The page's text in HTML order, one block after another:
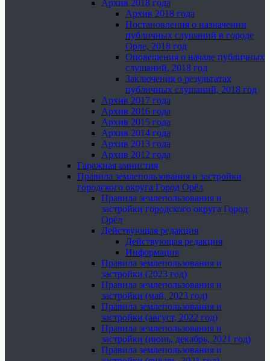
Архив 2018 года
Архив 2018 года
Постановления о назначении
публичных слушаний в городе
Орле, 2018 год
Оповещения о начале публичных
слушаний, 2018 год
Заключения о результатах
публичных слушаний, 2018 год
Архив 2017 года
Архив 2016 года
Архив 2015 года
Архив 2014 года
Архив 2013 года
Архив 2012 года
Гаражная амнистия
Правила землепользования и застройки
городского округа Город Орёл
Правила землепользования и
застройки городского округа Город
Орёл
Действующая редакция
Действующая редакция
Информация
Правила землепользования и
застройки (2023 год)
Правила землепользования и
застройки (май, 2023 год)
Правила землепользования и
застройки (август, 2022 год)
Правила землепользования и
застройки (июнь, декабрь, 2021 год)
Правила землепользования и